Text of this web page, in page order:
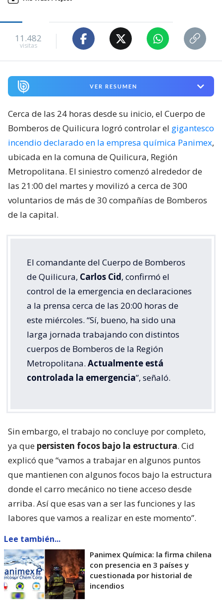
11.482
visitas
VER RESUMEN
Cerca de las 24 horas desde su inicio, el Cuerpo de
Bomberos de Quilicura logró controlar el gigantesco
incendio declarado en la empresa química Panimex,
ubicada en la comuna de Quilicura, Región
Metropolitana. El siniestro comenzó alrededor de
las 21:00 del martes y movilizó a cerca de 300
voluntarios de más de 30 compañías de Bomberos
de la capital.
El comandante del Cuerpo de Bomberos
de Quilicura, Carlos Cid, confirmó el
control de la emergencia en declaraciones
a la prensa cerca de las 20:00 horas de
este miércoles. “Sí, bueno, ha sido una
larga jornada trabajando con distintos
cuerpos de Bomberos de la Región
Metropolitana. Actualmente está
controlada la emergencia”, señaló.
Sin embargo, el trabajo no concluye por completo,
ya que persisten focos bajo la estructura. Cid
explicó que “vamos a trabajar en algunos puntos
que mantienen con algunos focos bajo la estructura
donde el carro mecánico no tiene acceso desde
arriba. Así que esas van a ser las funciones y las
labores que vamos a realizar en este momento”.
Lee también...
Panimex Química: la firma chilena
con presencia en 3 países y
cuestionada por historial de
incendios